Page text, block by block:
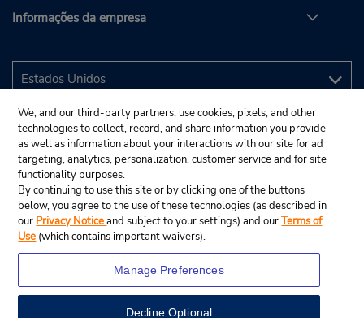
Informações da empresa
We, and our third-party partners, use cookies, pixels, and other
technologies to collect, record, and share information you provide
as well as information about your interactions with our site for ad
targeting, analytics, personalization, customer service and for site
functionality purposes.
By continuing to use this site or by clicking one of the buttons
below, you agree to the use of these technologies (as described in
our Privacy Noticeand subject to your settings) and ourTerms of
Use (which contains important waivers).
Manage Preferences
Decline Optional